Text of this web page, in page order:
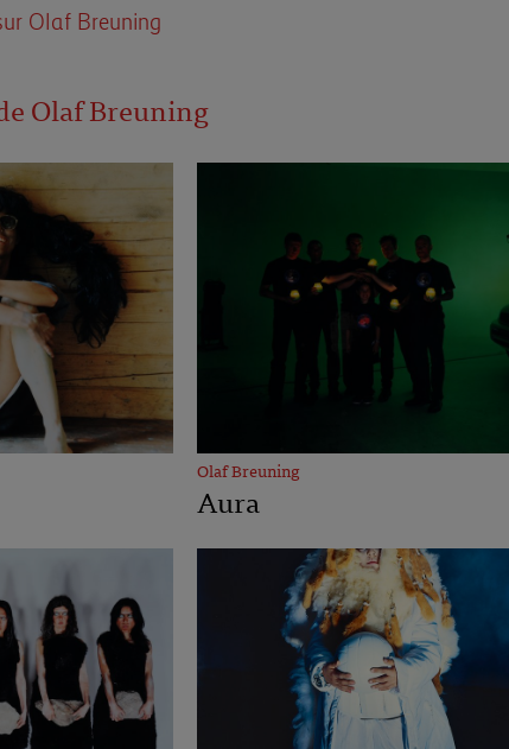
Olaf Breuning
Olaf Breuning
Olaf Breuning
Aura